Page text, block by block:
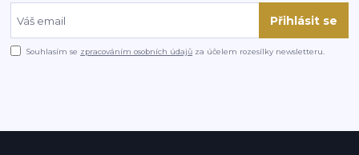
Přihlásit se
Souhlasím se zpracováním osobních údajů za účelem rozesílky newsletteru.